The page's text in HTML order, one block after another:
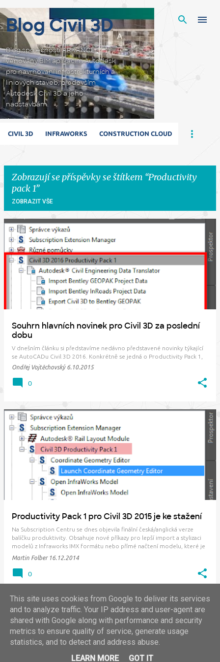
Blog Civil 3D
Blog společnosti ARKANCE
věnovaný BIM aplikacím Autodesk
pro navrhování infrastrukturních a
liniových staveb, především
Autodesk Civil 3D a jeho
nadstavbám.
CIVIL 3D INFRAWORKS CONSTRUCTION CLOUD
Zobrazují se příspěvky se štítkem Productivity
pack 1
ZOBRAZIT VŠE
Souhrn hlavních novinek pro Civil 3D za poslední
dobu
V dnešním článku si představíme nedávno představené novinky týkající
se AutoCADu Civil 3D 2016. Konkrétně se jedná o Productivity Pack 1,
Transportation Extension a Service Pack 1 pro AutoCAD. Service pack 1
AutoCAD 2016 a prod…
Ondřej Vojtěchovský 6.10.2015
0
Productivity Pack 1 pro Civil 3D 2015 je ke stažení
Na Subscription Centru se dnes objevila finální česká/anglická verze
balíčku produktivity. Obsahuje nové příkazy pro lepší import a stylizaci
modelů z Infraworks IMX formátu nebo přímé načtení modelu, které je
ale bohužel podporováno až v beta verzi Infraworks 2015.3. Pro
Martin Folber 16.12.2014
0
DALŠÍ PŘÍSPĚVKY
©2024, ARKANCE CZ+SK -- info.cz(at)arkance.world -- tel. 910 970 111
This site uses cookies from Google to deliver its services
and to analyze traffic. Your IP address and user-agent are
shared with Google along with performance and security
metrics to ensure quality of service, generate usage
statistics, and to detect and address abuse.
LEARN MORE
GOT IT